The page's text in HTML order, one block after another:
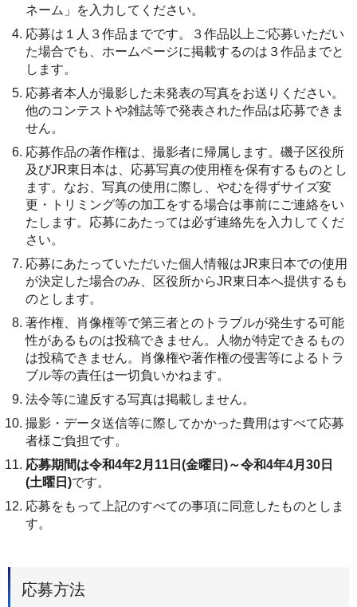
ネーム」を入力してください。
応募は１人３作品までです。３作品以上ご応募いただい
た場合でも、ホームページに掲載するのは３作品までと
します。
応募者本人が撮影した未発表の写真をお送りください。
他のコンテストや雑誌等で発表された作品は応募できま
せん。
応募作品の著作権は、撮影者に帰属します。磯子区役所
及びJR東日本は、応募写真の使用権を保有するものとし
ます。なお、写真の使用に際し、やむを得ずサイズ変
更・トリミング等の加工をする場合は事前にご連絡をい
たします。応募にあたっては必ず連絡先を入力してくだ
さい。
応募にあたっていただいた個人情報はJR東日本での使用
が決定した場合のみ、区役所からJR東日本へ提供するも
のとします。
著作権、肖像権等で第三者とのトラブルが発生する可能
性があるものは投稿できません。人物が特定できるもの
は投稿できません。肖像権や著作権の侵害等によるトラ
ブル等の責任は一切負いかねます。
法令等に違反する写真は掲載しません。
撮影・データ送信等に際してかかった費用はすべて応募
者様ご負担です。
応募期間は令和4年2月11日(金曜日)～令和4年4月30日
(土曜日)です。
応募をもって上記のすべての事項に同意したものとしま
す。
応募方法